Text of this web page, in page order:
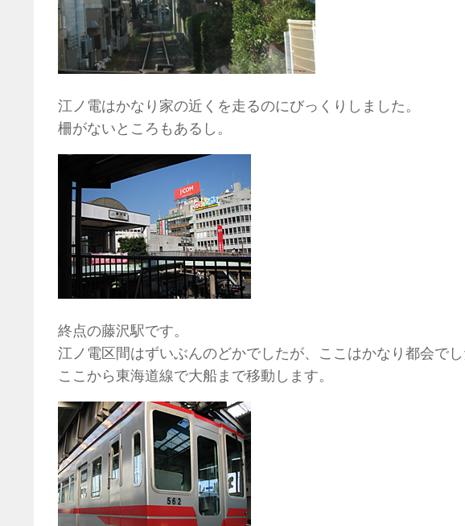
江ノ電はかなり家の近くを走るのにびっくりしました。
柵がないところもあるし。
終点の藤沢駅です。
江ノ電区間はずいぶんのどかでしたが、ここはかなり都会で
ここから東海道線で大船まで移動します。